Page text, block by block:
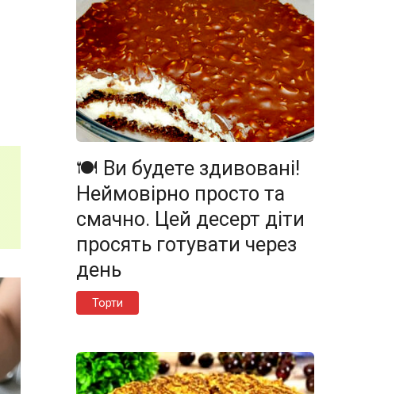
🍽️ Ви будете здивовані!
Неймовірно просто та
смачно. Цей десерт діти
просять готувати через
день
Торти